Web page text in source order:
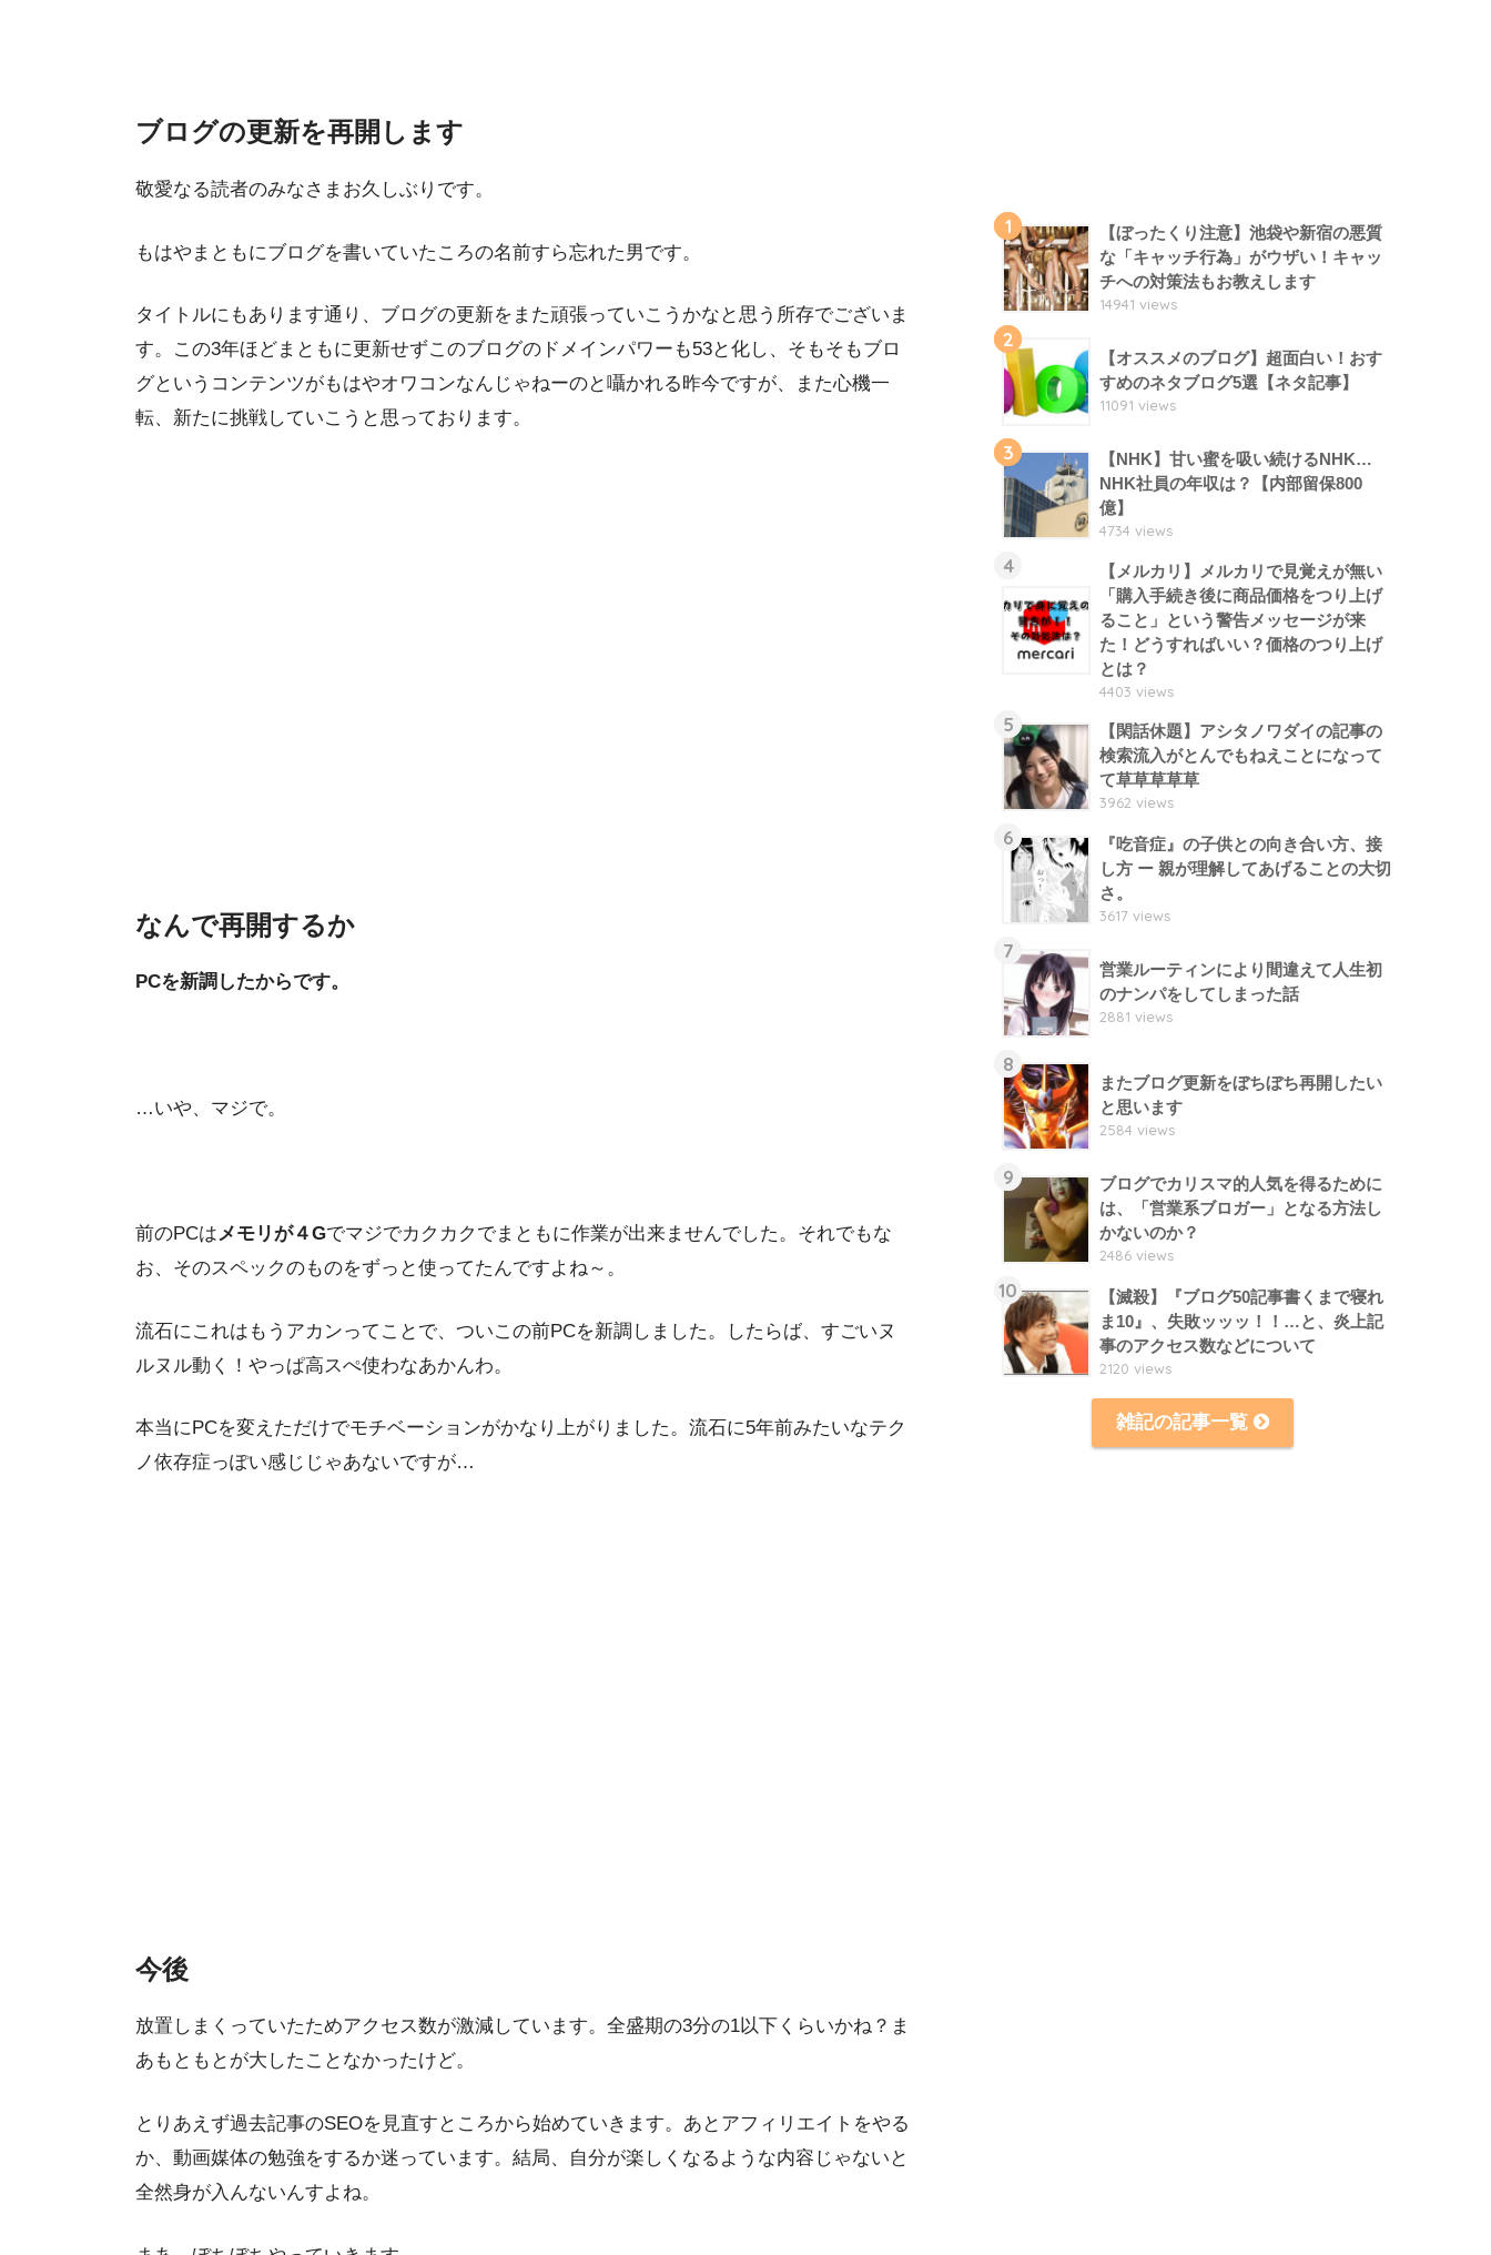
ブログの更新を再開します
敬愛なる読者のみなさまお久しぶりです。
もはやまともにブログを書いていたころの名前すら忘れた男です。
タイトルにもあります通り、ブログの更新をまた頑張っていこうかなと思う所存でございま
す。この3年ほどまともに更新せずこのブログのドメインパワーも53と化し、そもそもブロ
グというコンテンツがもはやオワコンなんじゃねーのと囁かれる昨今ですが、また心機一
転、新たに挑戦していこうと思っております。
なんで再開するか
PCを新調したからです。
…いや、マジで。
前のPCはメモリが４Gでマジでカクカクでまともに作業が出来ませんでした。それでもな
お、そのスペックのものをずっと使ってたんですよね～。
流石にこれはもうアカンってことで、ついこの前PCを新調しました。したらば、すごいヌ
ルヌル動く！やっぱ高スぺ使わなあかんわ。
本当にPCを変えただけでモチベーションがかなり上がりました。流石に5年前みたいなテク
ノ依存症っぽい感じじゃあないですが…
今後
放置しまくっていたためアクセス数が激減しています。全盛期の3分の1以下くらいかね？ま
あもともとが大したことなかったけど。
とりあえず過去記事のSEOを見直すところから始めていきます。あとアフィリエイトをやる
か、動画媒体の勉強をするか迷っています。結局、自分が楽しくなるような内容じゃないと
全然身が入んないんすよね。
1
【ぼったくり注意】池袋や新宿の悪質
な「キャッチ行為」がウザい！キャッ
チへの対策法もお教えします
14941 views
2
【オススメのブログ】超面白い！おす
すめのネタブログ5選【ネタ記事】
11091 views
3
【NHK】甘い蜜を吸い続けるNHK…
NHK社員の年収は？【内部留保800
億】
4734 views
4
【メルカリ】メルカリで見覚えが無い
「購入手続き後に商品価格をつり上げ
ること」という警告メッセージが来
た！どうすればいい？価格のつり上げ
とは？
4403 views
5
【閑話休題】アシタノワダイの記事の
検索流入がとんでもねえことになって
て草草草草草
3962 views
6
『吃音症』の子供との向き合い方、接
し方 ー 親が理解してあげることの大切
さ。
3617 views
7
営業ルーティンにより間違えて人生初
のナンパをしてしまった話
2881 views
8
またブログ更新をぼちぼち再開したい
と思います
2584 views
9
ブログでカリスマ的人気を得るために
は、「営業系ブロガー」となる方法し
かないのか？
2486 views
10
【滅殺】『ブログ50記事書くまで寝れ
ま10』、失敗ッッッ！！…と、炎上記
事のアクセス数などについて
2120 views
雑記の記事一覧